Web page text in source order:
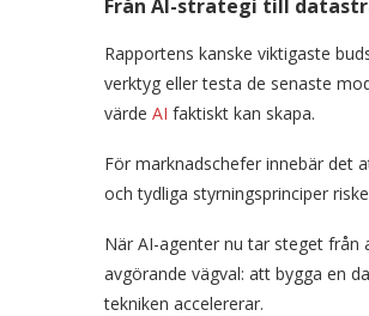
Från AI-strategi till
Rapportens kanske viktigaste
verktyg eller testa de senaste
värde AI faktiskt kan skapa.
För marknadschefer innebär det
och tydliga styrningsprinciper
När AI-agenter nu tar steget
avgörande vägval: att bygga en
tekniken accelererar.